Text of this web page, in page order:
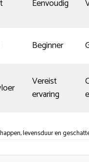
Eenvoudig
Beginner
Vereist
ervaring
levensduur en